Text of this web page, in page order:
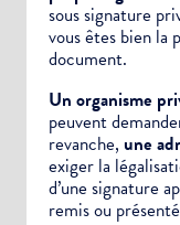
sous signature
vous êtes bien la
document.
Un organisme
peuvent
revanche, une
exiger la
d’une signature
remis ou